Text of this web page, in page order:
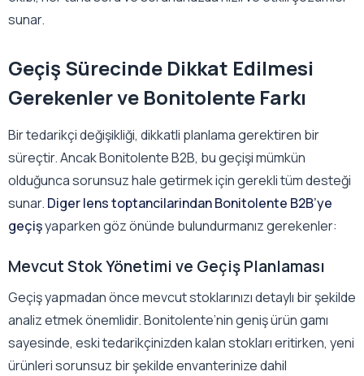
sunar.
Geçiş Sürecinde Dikkat Edilmesi
Gerekenler ve Bonitolente Farkı
Bir tedarikçi değişikliği, dikkatli planlama gerektiren bir
süreçtir. Ancak Bonitolente B2B, bu geçişi mümkün
olduğunca sorunsuz hale getirmek için gerekli tüm desteği
sunar. Diger lens toptancilarindan Bonitolente B2B’ye
geçişyaparken göz önünde bulundurmanız gerekenler:
Mevcut Stok Yönetimi ve Geçiş Planlaması
Geçiş yapmadan önce mevcut stoklarınızı detaylı bir şekilde
analiz etmek önemlidir. Bonitolente’nin geniş ürün gamı
sayesinde, eski tedarikçinizden kalan stokları eritirken, yeni
ürünleri sorunsuz bir şekilde envanterinize dahil